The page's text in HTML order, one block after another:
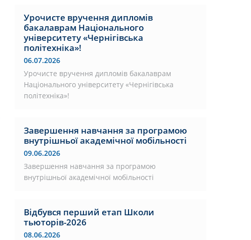
Урочисте вручення дипломів
бакалаврам Національного
університету «Чернігівська
політехніка»!
06.07.2026
Урочисте вручення дипломів бакалаврам
Національного університету «Чернігівська
політехніка»!
Завершення навчання за програмою
внутрішньої академічної мобільності
09.06.2026
Завершення навчання за програмою
внутрішньої академічної мобільності
Відбувся перший етап Школи
тьюторів-2026
08.06.2026